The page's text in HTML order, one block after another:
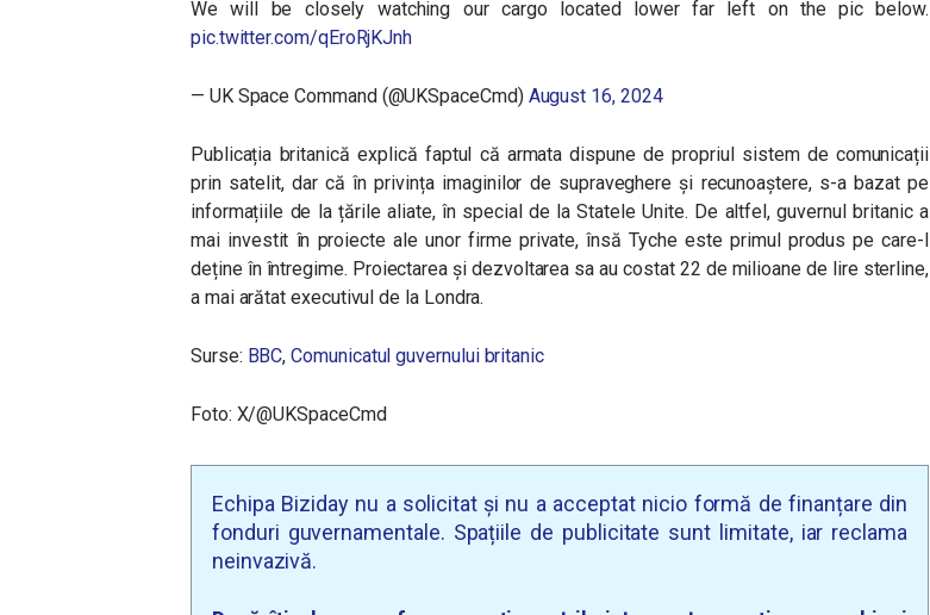
We will be closely watching our cargo located lower far left on the pic below.
pic.twitter.com/qEroRjKJnh
— UK Space Command (@UKSpaceCmd) August 16, 2024
Publicația britanică explică faptul că armata dispune de propriul sistem de comunicații
prin satelit, dar că în privința imaginilor de supraveghere și recunoaștere, s-a bazat pe
informațiile de la țările aliate, în special de la Statele Unite. De altfel, guvernul britanic a
mai investit în proiecte ale unor firme private, însă Tyche este primul produs pe care-l
deține în întregime. Proiectarea și dezvoltarea sa au costat 22 de milioane de lire sterline,
a mai arătat executivul de la Londra.
Surse: BBC,Comunicatul guvernului britanic
Foto: X/@UKSpaceCmd
Echipa Biziday nu a solicitat și nu a acceptat nicio formă de finanțare din
fonduri guvernamentale. Spațiile de publicitate sunt limitate, iar reclama
neinvazivă.